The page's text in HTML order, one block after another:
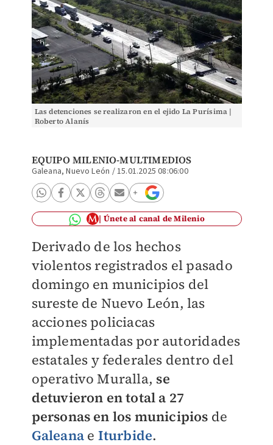
Las detenciones se realizaron en el ejido La Purísima |
Roberto Alanís
EQUIPO MILENIO-MULTIMEDIOS
Galeana, Nuevo León /15.01.2025 08:06:00
Únete al canal de Milenio
Derivado de los hechos
violentos registrados el pasado
domingo en municipios del
sureste de Nuevo León, las
acciones policiacas
implementadas por autoridades
estatales y federales dentro del
operativo Muralla, se
detuvieron en total a 27
personas en los municipios de
Galeanae Iturbide.